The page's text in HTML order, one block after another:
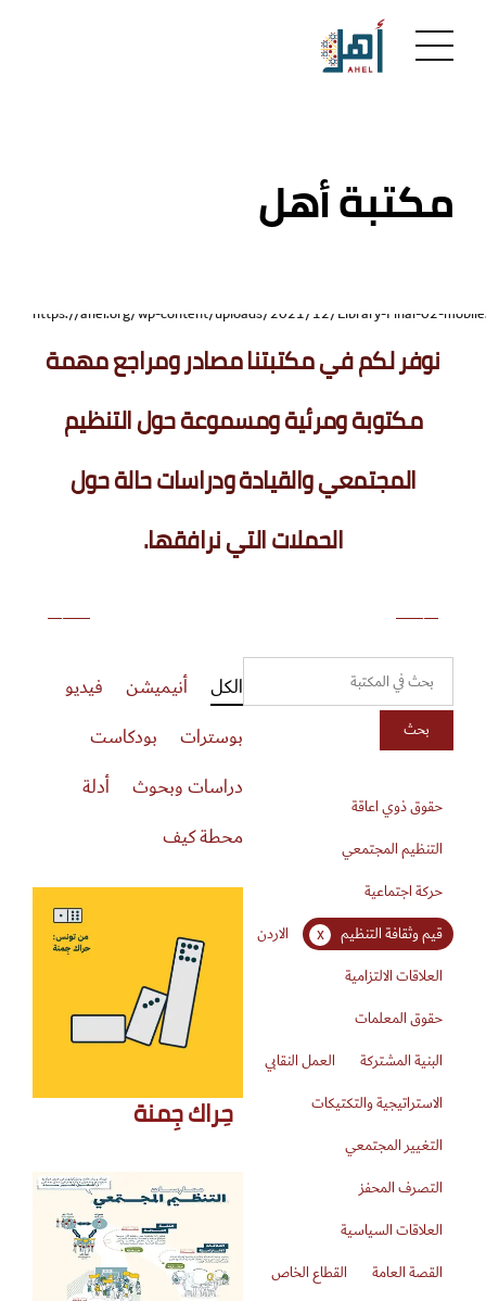
مكتبة أهل
نوفر لكم في مكتبتنا مصادر ومراجع مهمة
مكتوبة ومرئية ومسموعة حول التنظيم
المجتمعي والقيادة ودراسات حالة حول
الحملات التي نرافقها.
من لبنان: الأبيض ما بيغطي الاغتصاب
بحث
حقوق ذوي اعاقة
التنظيم المجتمعي
حركة اجتماعية
قيم وثقافة التنظيم
الاردن
العلاقات الالتزامية
حقوق المعلمات
البنية المشتركة
العمل النقابي
الاستراتيجية والتكتيكات
التغيير المجتمعي
التصرف المحفز
العلاقات السياسية
القصة العامة
القطاع الخاص
الكل أنيميشن
فيديو
بوسترات
بودكاست
دراسات وبحوث
أدلة
محطة كيف
حِراك جِمنة